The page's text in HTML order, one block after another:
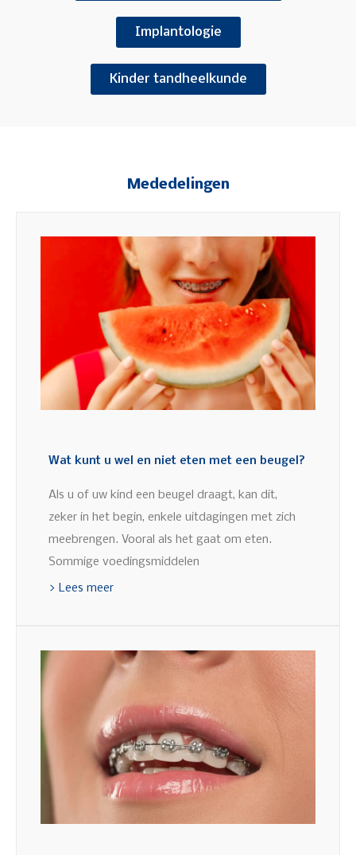
Implantologie
Kinder tandheelkunde
Mededelingen
Wat kunt u wel en niet eten met een beugel?
Als u of uw kind een beugel draagt, kan dit,
zeker in het begin, enkele uitdagingen met zich
meebrengen. Vooral als het gaat om eten.
Sommige voedingsmiddelen
> Lees meer